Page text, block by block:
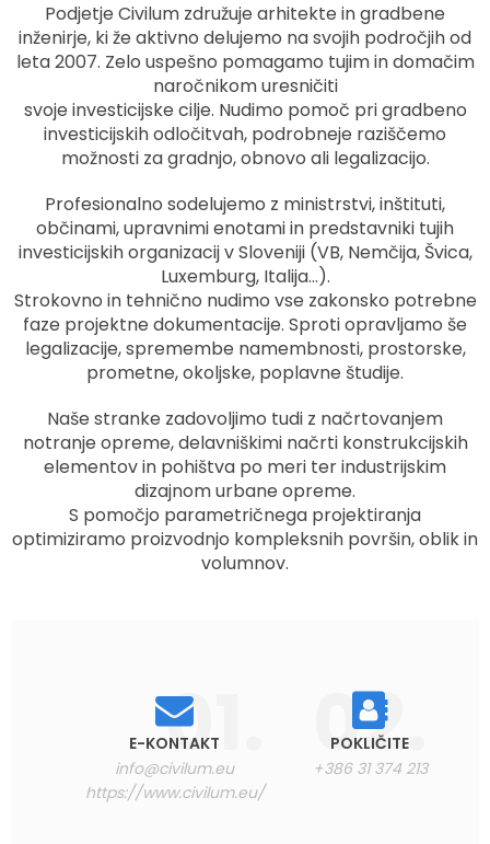
Podjetje Civilum združuje arhitekte in gradbene
inženirje, ki že aktivno delujemo na svojih področjih od
leta 2007. Zelo uspešno pomagamo tujim in domačim
naročnikom uresničiti
svoje investicijske cilje. Nudimo pomoč pri gradbeno
investicijskih odločitvah, podrobneje raziščemo
možnosti za gradnjo, obnovo ali legalizacijo.
Profesionalno sodelujemo z ministrstvi, inštituti,
občinami, upravnimi enotami in predstavniki tujih
investicijskih organizacij v Sloveniji (VB, Nemčija, Švica,
Luxemburg, Italija…).
Strokovno in tehnično nudimo vse zakonsko potrebne
faze projektne dokumentacije. Sproti opravljamo še
legalizacije, spremembe namembnosti, prostorske,
prometne, okoljske, poplavne študije.
Naše stranke zadovoljimo tudi z načrtovanjem
notranje opreme, delavniškimi načrti konstrukcijskih
elementov in pohištva po meri ter industrijskim
dizajnom urbane opreme.
S pomočjo parametričnega projektiranja
optimiziramo proizvodnjo kompleksnih površin, oblik in
volumnov.
E-KONTAKT
info@civilum.eu
https://www.civilum.eu/
POKLIČITE
+386 31 374 213